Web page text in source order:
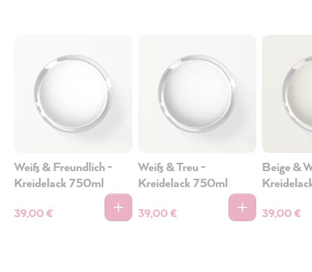
Weiß & Freundlich -
Kreidelack 750ml
39,00 €
Weiß & Treu -
Kreidelack 750ml
39,00 €
Beige &
39,00 €